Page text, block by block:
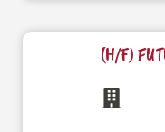
(H/F)